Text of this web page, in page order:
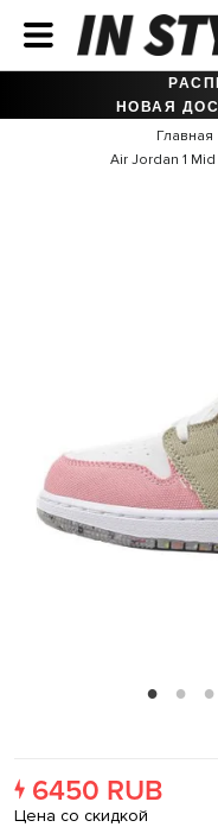
НОВАЯ
Главная
Air Jordan 1
6450 RUB
Цена со скидкой